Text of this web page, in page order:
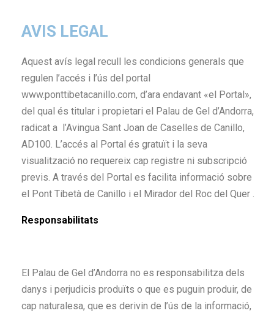
AVIS LEGAL
Aquest avís legal recull les condicions generals que
regulen l’accés i l’ús del portal
www.ponttibetacanillo.com, d’ara endavant «el Portal»,
del qual és titular i propietari el Palau de Gel d’Andorra,
radicat a l’Avingua Sant Joan de Caselles de Canillo,
AD100. L’accés al Portal és gratuït i la seva
visualització no requereix cap registre ni subscripció
previs. A través del Portal es facilita informació sobre
el Pont Tibetà de Canillo i el Mirador del Roc del Quer .
Responsabilitats
El Palau de Gel d’Andorra no es responsabilitza dels
danys i perjudicis produïts o que es puguin produir, de
cap naturalesa, que es derivin de l’ús de la informació,